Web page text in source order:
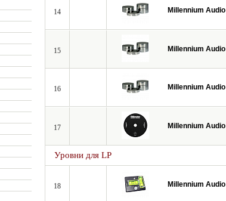
14 Millennium Audio
15 Millennium Audio
16 Millennium Audio
17 Millennium Audio
Уровни для LP
18 Millennium Audio